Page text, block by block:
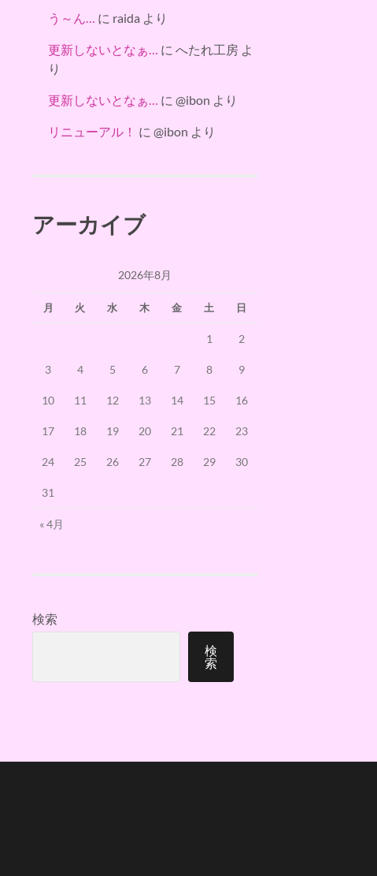
う～ん… に raida より
更新しないとなぁ… に へたれ工房 よ
り
更新しないとなぁ… に @ibon より
リニューアル！ に @ibon より
アーカイブ
2026年8月
月 火 水 木 金 土 日
1 2
3 4 5 6 7 8 9
10 11 12 13 14 15 16
17 18 19 20 21 22 23
24 25 26 27 28 29 30
31
« 4月
検索
検
索